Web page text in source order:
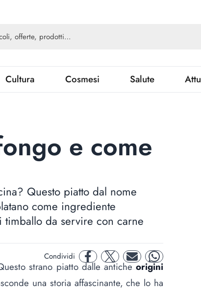
Cultura Cosmesi Salute
e come
Questo piatto dal nome
come ingrediente
da servire con carne
Condividi facebooktwitter mail whatsapp
strano piatto dalle anticheorigini
una storia affascinante, che lo ha